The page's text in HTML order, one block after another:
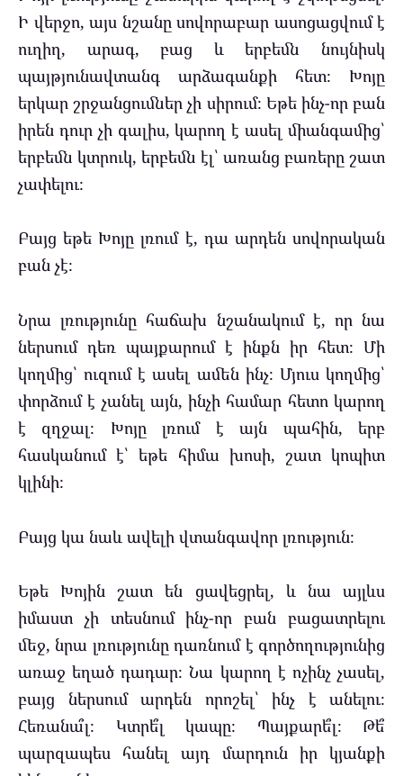
Ի վերջո, այս նշանը սովորաբար ասոցացվում է
ուղիղ, արագ, բաց և երբեմն նույնիսկ
պայթյունավտանգ արձագանքի հետ։ Խոյը
երկար շրջանցումներ չի սիրում։ Եթե ինչ-որ բան
իրեն դուր չի գալիս, կարող է ասել միանգամից՝
երբեմն կտրուկ, երբեմն էլ՝ առանց բառերը շատ
չափելու։
Բայց եթե Խոյը լռում է, դա արդեն սովորական
բան չէ։
Նրա լռությունը հաճախ նշանակում է, որ նա
ներսում դեռ պայքարում է ինքն իր հետ։ Մի
կողմից՝ ուզում է ասել ամեն ինչ։ Մյուս կողմից՝
փորձում է չանել այն, ինչի համար հետո կարող
է զղջալ։ Խոյը լռում է այն պահին, երբ
հասկանում է՝ եթե հիմա խոսի, շատ կոպիտ
կլինի։
Բայց կա նաև ավելի վտանգավոր լռություն։
Եթե Խոյին շատ են ցավեցրել, և նա այլևս
իմաստ չի տեսնում ինչ-որ բան բացատրելու
մեջ, նրա լռությունը դառնում է գործողությունից
առաջ եղած դադար։ Նա կարող է ոչինչ չասել,
բայց ներսում արդեն որոշել՝ ինչ է անելու։
Հեռանա՞լ։ Կտրե՞լ կապը։ Պայքարե՞լ։ Թե՞
պարզապես հանել այդ մարդուն իր կյանքի